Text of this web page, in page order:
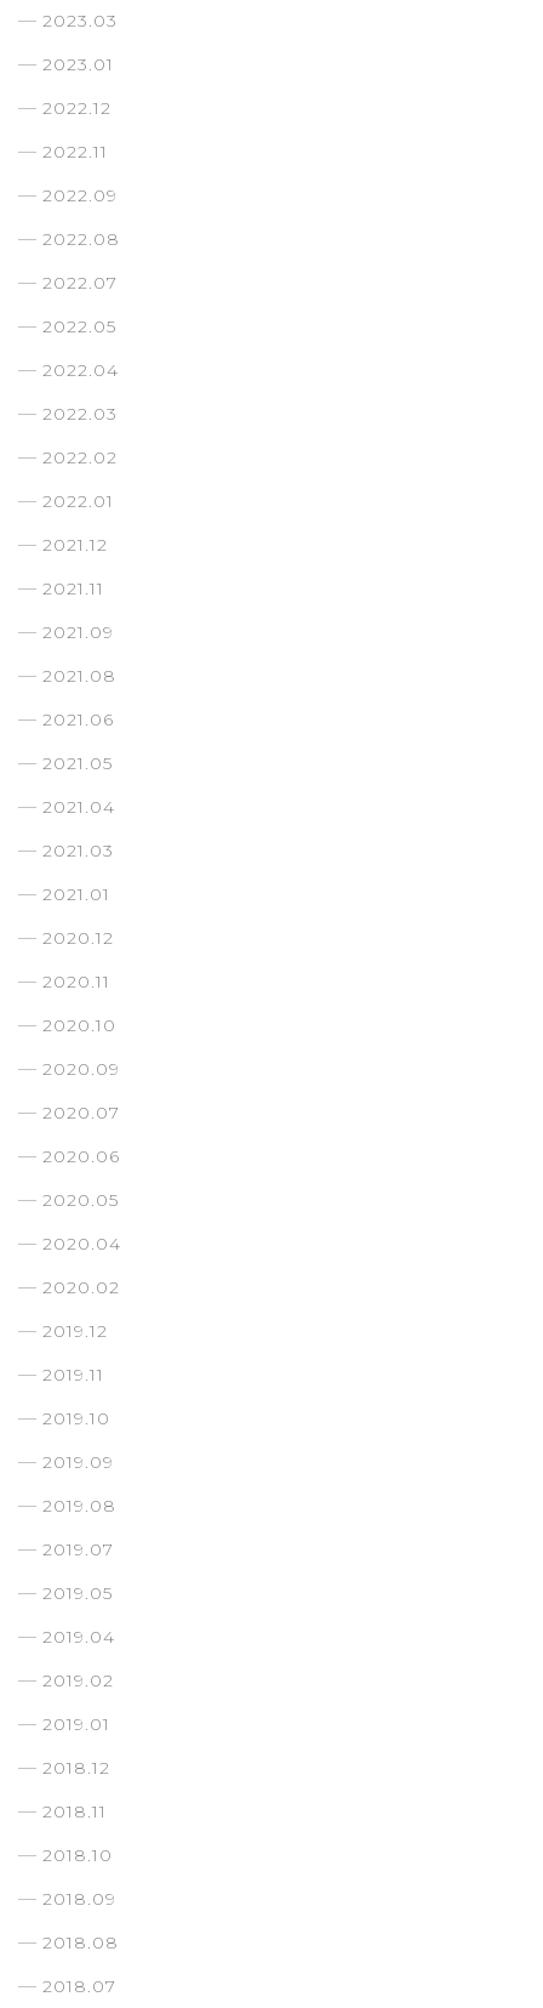
2023.03
2023.01
2022.12
2022.11
2022.09
2022.08
2022.07
2022.05
2022.04
2022.03
2022.02
2022.01
2021.12
2021.11
2021.09
2021.08
2021.06
2021.05
2021.04
2021.03
2021.01
2020.12
2020.11
2020.10
2020.09
2020.07
2020.06
2020.05
2020.04
2020.02
2019.12
2019.11
2019.10
2019.09
2019.08
2019.07
2019.05
2019.04
2019.02
2019.01
2018.12
2018.11
2018.10
2018.09
2018.08
2018.07